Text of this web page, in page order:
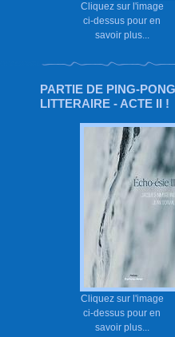
Cliquez sur l'image
ci-dessus pour en
savoir plus...
PARTIE DE PING-PONG
LITTERAIRE - ACTE II !
Cliquez sur l'image
ci-dessus pour en
savoir plus...